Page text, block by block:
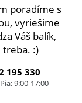
poradíme s
vyriešime
Váš balík,
treba. :)
195 330
9:00-17:00